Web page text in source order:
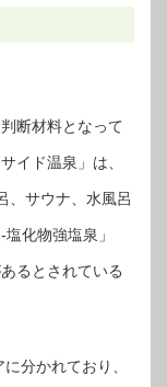
断材料となって
イド温泉」は、
、サウナ、水風呂
化物強塩泉」
るとされている
分かれており、